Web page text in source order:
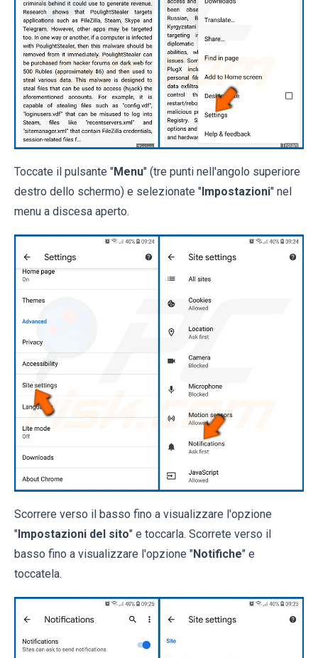
Toccate il pulsante "Menu" (tre punti nell'angolo superiore
destro dello schermo) e selezionate " Impostazioni" nel
menu a discesa aperto.
Scorrere verso il basso fino a visualizzare l'opzione
" Impostazioni del sito" e toccarla. Scorrete verso il
basso fino a visualizzare l'opzione "Notifiche" e
toccatela.